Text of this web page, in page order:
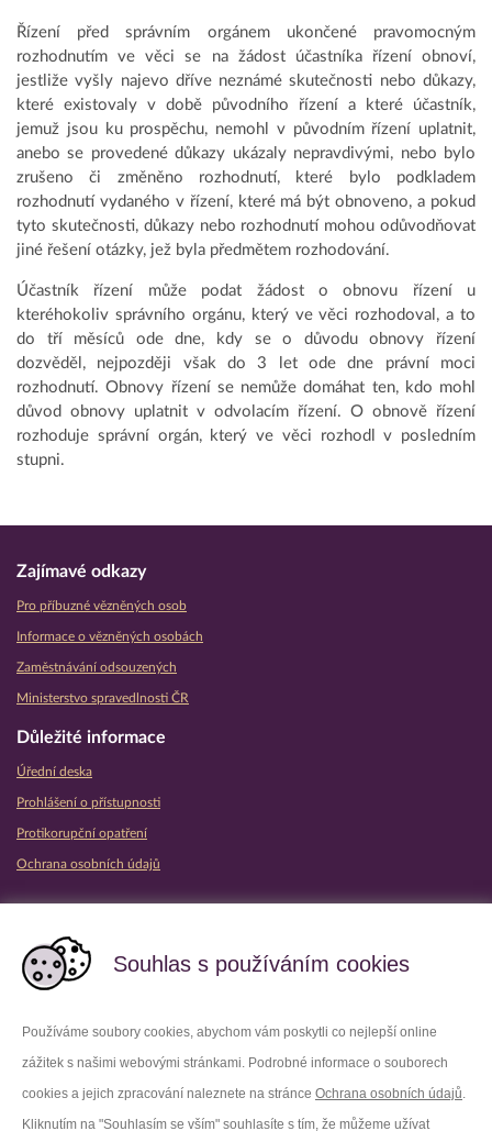
Souhlas s používáním cookies
Používáme soubory cookies, abychom vám poskytli co nejlepší online
zážitek s našimi webovými stránkami. Podrobné informace o souborech
cookies a jejich zpracování naleznete na stránce Ochrana osobních údajů.
Kliknutím na "Souhlasím se vším" souhlasíte s tím, že můžeme užívat
Řízení před správním orgánem ukončené pravomocným
rozhodnutím ve věci se na žádost účastníka řízení obnoví,
jestliže vyšly najevo dříve neznámé skutečnosti nebo důkazy,
které existovaly v době původního řízení a které účastník,
jemuž jsou ku prospěchu, nemohl v původním řízení uplatnit,
anebo se provedené důkazy ukázaly nepravdivými, nebo bylo
zrušeno či změněno rozhodnutí, které bylo podkladem
rozhodnutí vydaného v řízení, které má být obnoveno, a pokud
tyto skutečnosti, důkazy nebo rozhodnutí mohou odůvodňovat
jiné řešení otázky, jež byla předmětem rozhodování.
Účastník řízení může podat žádost o obnovu řízení u
kteréhokoliv správního orgánu, který ve věci rozhodoval, a to
do tří měsíců ode dne, kdy se o důvodu obnovy řízení
dozvěděl, nejpozději však do 3 let ode dne právní moci
rozhodnutí. Obnovy řízení se nemůže domáhat ten, kdo mohl
důvod obnovy uplatnit v odvolacím řízení. O obnově řízení
rozhoduje správní orgán, který ve věci rozhodl v posledním
stupni.
Zajímavé odkazy
Pro příbuzné vězněných osob
Informace o vězněných osobách
Zaměstnávání odsouzených
Ministerstvo spravedlnosti ČR
Důležité informace
Úřední deska
Prohlášení o přístupnosti
Protikorupční opatření
Ochrana osobních údajů